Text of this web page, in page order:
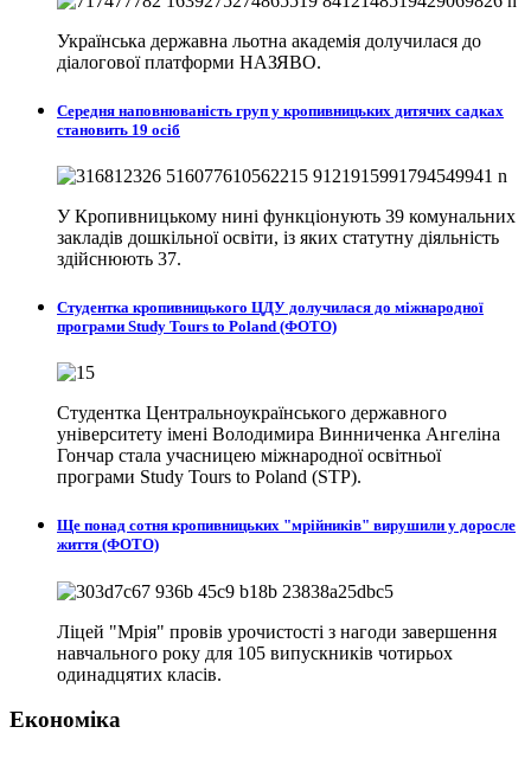
Українська державна льотна академія долучилася до
діалогової платформи НАЗЯВО.
Середня наповнюваність груп у кропивницьких дитячих садках
становить 19 осіб
У Кропивницькому нині функціонують 39 комунальних
закладів дошкільної освіти, із яких статутну діяльність
здійснюють 37.
Студентка кропивницького ЦДУ долучилася до міжнародної
програми Study Tours to Poland (ФОТО)
Студентка Центральноукраїнського державного
університету імені Володимира Винниченка Ангеліна
Гончар стала учасницею міжнародної освітньої
програми Study Tours to Poland (STP).
Ще понад сотня кропивницьких "мрійників" вирушили у доросле
життя (ФОТО)
Ліцей "Мрія" провів урочистості з нагоди завершення
навчального року для 105 випускників чотирьох
одинадцятих класів.
Економіка